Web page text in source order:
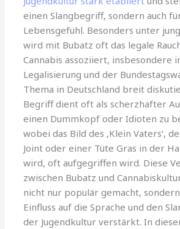
einen Slangbegriff, sondern auch
Lebensgefühl. Besonders unter
wird mit Bubatz oft das legale
Cannabis assoziiert, insbesondere
Legalisierung und der
Thema in Deutschland breit
Begriff dient oft als scherzhafter
einen Dummkopf oder Idioten zu
wobei das Bild des ‚Klein Vaters‘,
Joint oder einer Tüte Gras in der
wird, oft aufgegriffen wird. Diese
zwischen Bubatz und
nicht nur populär gemacht, sondern
Einfluss auf die Sprache und den
der Jugendkultur verstärkt. In